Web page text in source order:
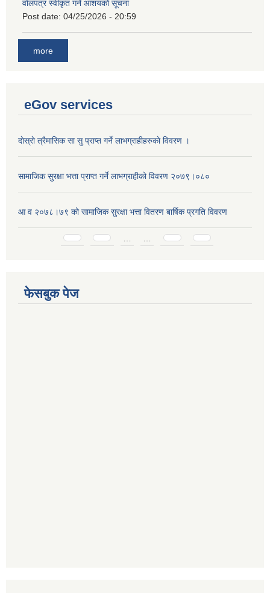
वोलपत्र स्वीकृत गर्ने आशयको सूचना
Post date: 04/25/2026 - 20:59
more
eGov services
दाेस्राे त्रैमासिक सा सु प्राप्त गर्ने लाभग्राहीहरुकाे विवरण ।
सामाजिक सुरक्षा भत्ता प्राप्त गर्ने लाभग्राहीको विवरण २०७९।०८०
आ व २०७८।७९ को सामाजिक सुरक्षा भत्ता वितरण बार्षिक प्रगति विवरण
Pages
फेसबुक पेज